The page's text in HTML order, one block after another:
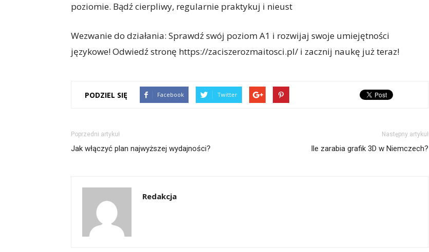
poziomie. Bądź cierpliwy, regularnie praktykuj i nieust
Wezwanie do działania: Sprawdź swój poziom A1 i rozwijaj swoje umiejętności
językowe! Odwiedź stronę https://zaciszerozmaitosci.pl/ i zacznij naukę już teraz!
PODZIEL SIĘ Facebook Twitter
Poprzedni artykuł
Jak włączyć plan najwyższej wydajności?
Następny artykuł
Ile zarabia grafik 3D w Niemczech?
Redakcja